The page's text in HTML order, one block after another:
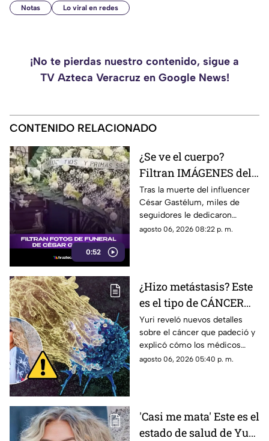
Notas Lo viral en redes
¡No te pierdas nuestro contenido, sigue a
TV Azteca Veracruz en Google News!
CONTENIDO RELACIONADO
0:52
¿Se ve el cuerpo?
Filtran IMÁGENES del
funeral de César
Gastélum [VIDEO]
Tras la muerte del influencer
César Gastélum, miles de
seguidores le dedicaron
mensajes de despedida,
agosto 06, 2026 08:22 p. m.
¿Hizo metástasis? Este
es el tipo de CÁNCER
que le diagnosticaron a
Yuri
Yuri reveló nuevos detalles
sobre el cáncer que padeció y
explicó cómo los médicos
encontraron un pequeño
agosto 06, 2026 05:40 p. m.
'Casi me mata' Este es el
estado de salud de Yuri